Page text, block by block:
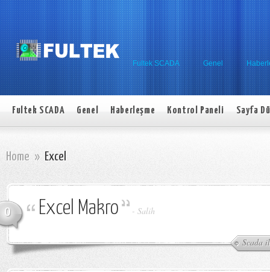
Fultek SCADA Genel
Fultek SCADA Genel Haberleşme Kontrol Paneli Sayfa
Home » Excel
0 Excel Makro - Salih
Scada